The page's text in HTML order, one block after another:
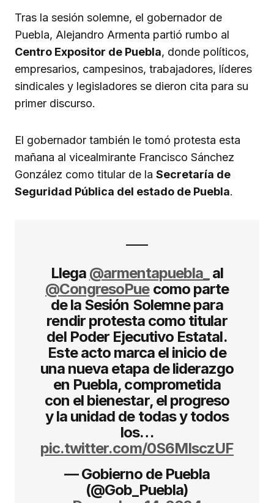
Tras la sesión solemne, el gobernador de
Puebla, Alejandro Armenta partió rumbo al
Centro Expositor de Puebla, donde políticos,
empresarios, campesinos, trabajadores, líderes
sindicales y legisladores se dieron cita para su
primer discurso.
El gobernador también le tomó protesta esta
mañana al vicealmirante Francisco Sánchez
González como titular de la Secretaría de
Seguridad Pública del estado de Puebla.
Llega @armentapuebla_ al
@CongresoPuecomo parte
de la Sesión Solemne para
rendir protesta como titular
del Poder Ejecutivo Estatal.
Este acto marca el inicio de
una nueva etapa de liderazgo
en Puebla, comprometida
con el bienestar, el progreso
y la unidad de todas y todos
los…
pic.twitter.com/0S6MIsczUF
— Gobierno de Puebla
(@Gob_Puebla)